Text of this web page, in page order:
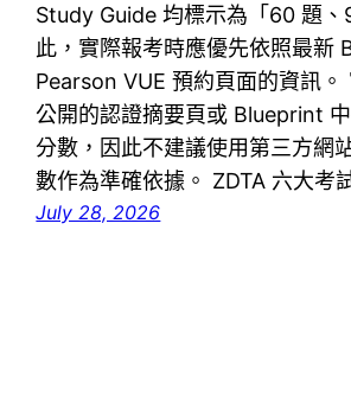
Study Guide 均標示為「60 題、
此，實際報考時應優先依照最新
Pearson VUE 預約頁面的資訊。
公開的認證摘要頁或 Blueprint
分數，因此不建議使用第三方網
數作為準確依據。 ZDTA 六大考
July 28, 2026